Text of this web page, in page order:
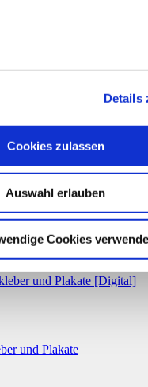
Details
Cookies zulassen
Auswahl erlauben
Cookies
und Plakate